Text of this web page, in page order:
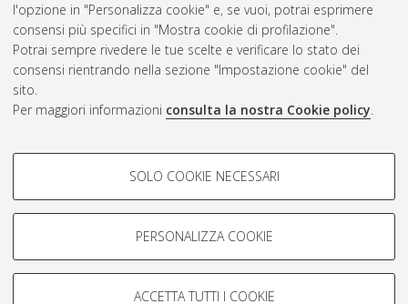
l'opzione in "Personalizza cookie" e, se vuoi, potrai esprimere
consensi più specifici in "Mostra cookie di profilazione".
Potrai sempre rivedere le tue scelte e verificare lo stato dei
consensi rientrando nella sezione "Impostazione cookie" del
sito.
Per maggiori informazioni consulta la nostra Cookie policy.
COOKIE DI PROFILAZIONE -
Si tratta di cookie utilizzati per analizzare le caratteristiche della
navigazione degli utenti, creare profili in base al loro comportamento
Mostra cookie di profilazione
SOLO COOKIE NECESSARI
PERSONALIZZA COOKIE
ACCETTA TUTTI I COOKIE
Rss 1.0
Rss 2.0
AMS Laurea
Impostazioni Cookie
Informativa sulla privacy
Condizioni d’uso del sito